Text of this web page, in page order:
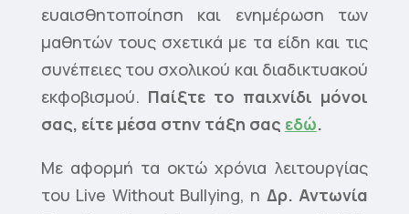
ευαισθητοποίηση και ενημέρωση των
μαθητών τους σχετικά με τα είδη και τις
συνέπειες του σχολικού και διαδικτυακού
εκφοβισμού. Παίξτε το παιχνίδι μόνοι
σας, είτε μέσα στην τάξη σας εδώ.
Με αφορμή τα οκτώ χρόνια λειτουργίας
του Live Without Bullying, η Δρ. Αντωνία